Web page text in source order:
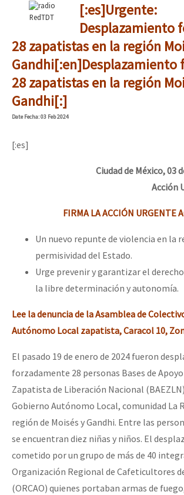
RedTDT
[:es]Urgente:
Desplazamiento
28 zapatistas en la región
Gandhi[:en]Desplazamiento
28 zapatistas en la región
Gandhi[:]
DateFecha: 03 Feb 2024
[:es]
Ciudad de México, 03
Acción
FIRMA LA ACCIÓN URGENTE
Un nuevo repunte de violencia en la
permisividad del Estado.
Urge prevenir y garantizar el
la libre determinación y autonomía.
Lee la denuncia de la Asamblea de
Autónomo Local zapatista, Caracol 10,
El pasado 19 de enero de 2024 fueron
forzadamente 28 personas Bases de
Zapatista de Liberación Nacional
Gobierno Autónomo Local, comunidad La
región de Moisés y Gandhi. Entre las
se encuentran diez niñas y niños. El
cometido por un grupo de más de 40
Organización Regional de Cafeticultores
(ORCAO) quienes portaban armas de